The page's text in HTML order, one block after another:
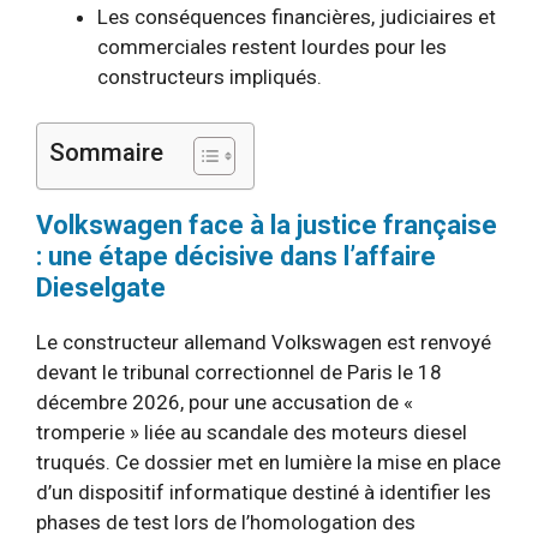
Les conséquences financières, judiciaires et
commerciales restent lourdes pour les
constructeurs impliqués.
Sommaire
Volkswagen face à la justice française
: une étape décisive dans l’affaire
Dieselgate
Le constructeur allemand Volkswagen est renvoyé
devant le tribunal correctionnel de Paris le 18
décembre 2026, pour une accusation de «
tromperie » liée au scandale des moteurs diesel
truqués. Ce dossier met en lumière la mise en place
d’un dispositif informatique destiné à identifier les
phases de test lors de l’homologation des